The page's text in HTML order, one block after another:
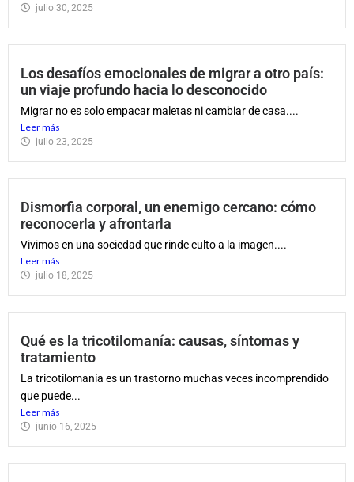
julio 30, 2025
Los desafíos emocionales de migrar a otro país:
un viaje profundo hacia lo desconocido
Migrar no es solo empacar maletas ni cambiar de casa....
Leer más
julio 23, 2025
Dismorfia corporal, un enemigo cercano: cómo
reconocerla y afrontarla
Vivimos en una sociedad que rinde culto a la imagen....
Leer más
julio 18, 2025
Qué es la tricotilomanía: causas, síntomas y
tratamiento
La tricotilomanía es un trastorno muchas veces incomprendido
que puede...
Leer más
junio 16, 2025